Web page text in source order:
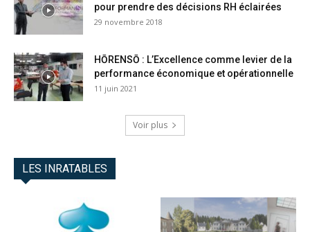
pour prendre des décisions RH éclairées
29 novembre 2018
HŌRENSŌ : L’Excellence comme levier de la
performance économique et opérationnelle
11 juin 2021
Voir plus
LES INRATABLES